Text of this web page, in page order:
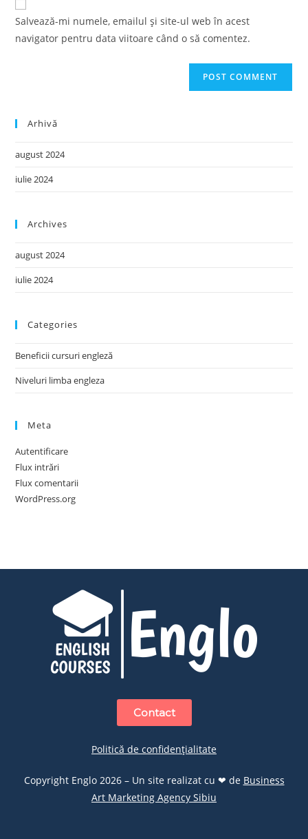
Salvează-mi numele, emailul și site-ul web în acest
navigator pentru data viitoare când o să comentez.
Arhivă
august 2024
iulie 2024
Archives
august 2024
iulie 2024
Categories
Beneficii cursuri engleză
Niveluri limba engleza
Meta
Autentificare
Flux intrări
Flux comentarii
WordPress.org
Contact
Politică de confidențialitate
Copyright Englo 2026 – Un site realizat cu ❤ de Business
Art Marketing Agency Sibiu